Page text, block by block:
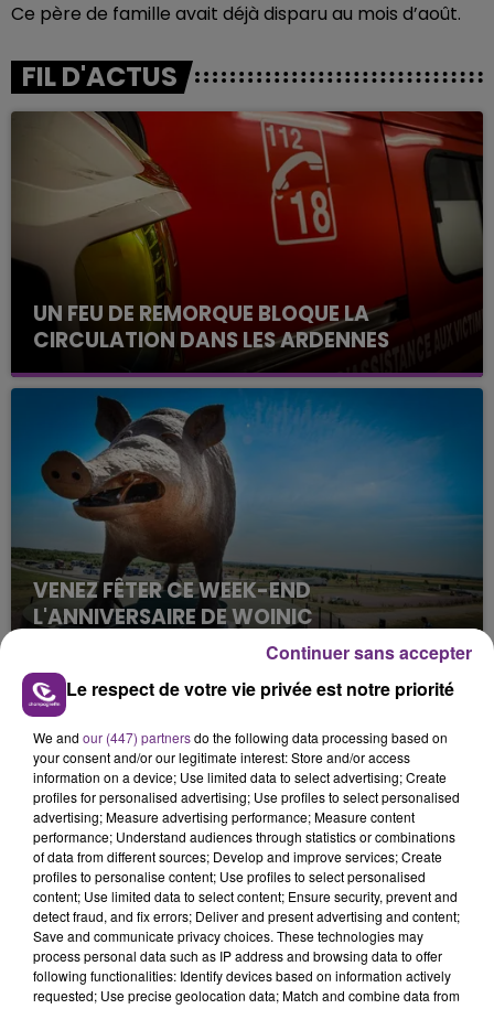
Ce père de famille avait déjà disparu au mois d’août.
FIL D'ACTUS
UN FEU DE REMORQUE BLOQUE LA
CIRCULATION DANS LES ARDENNES
Un feu de remorque s'est déclaré ce mercredi en
fin de matinée sur l'A34.
VENEZ FÊTER CE WEEK-END
L'ANNIVERSAIRE DE WOINIC
Ce samedi 8 août sera un grand jour :
l'anniversaire du plus gros sanglier du monde.
Une fête est donc organisée et vous êtes tous
conviés !
TITRES DIFFUSÉS
8h56
8h56 8h48
8h48
Le respect de votre vie privée est notre priorité
We and our (447) partnersdo the following data processing based on
your consent and/or our legitimate interest: Store and/or access
information on a device; Use limited data to select advertising; Create
profiles for personalised advertising; Use profiles to select personalised
advertising; Measure advertising performance; Measure content
performance; Understand audiences through statistics or combinations
of data from different sources; Develop and improve services; Create
profiles to personalise content; Use profiles to select personalised
content; Use limited data to select content; Ensure security, prevent and
detect fraud, and fix errors; Deliver and present advertising and content;
Save and communicate privacy choices. These technologies may
process personal data such as IP address and browsing data to offer
following functionalities: Identify devices based on information actively
requested; Use precise geolocation data; Match and combine data from
Continuer sans accepter